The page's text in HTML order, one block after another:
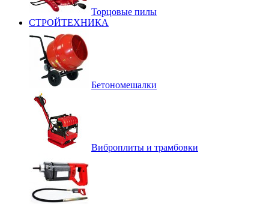
Торцовые пилы
СТРОЙТЕХНИКА
Бетономешалки
Виброплиты и трамбовки